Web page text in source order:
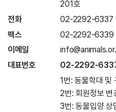
201호
전화
02-2292-6337
팩스
02-2292-6339
이메일
대표번호
02-2292-
1번: 동물학대 및
2번: 회원정보 변
3번: 동물입양 상